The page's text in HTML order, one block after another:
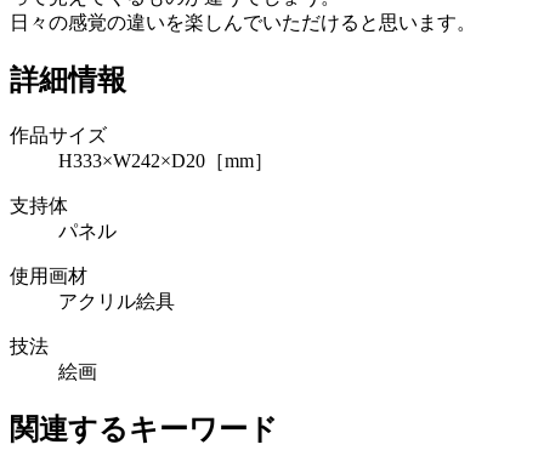
日々の感覚の違いを楽しんでいただけると思います。
詳細情報
作品サイズ
H333×W242×D20［mm］
支持体
パネル
使用画材
アクリル絵具
技法
絵画
関連するキーワード